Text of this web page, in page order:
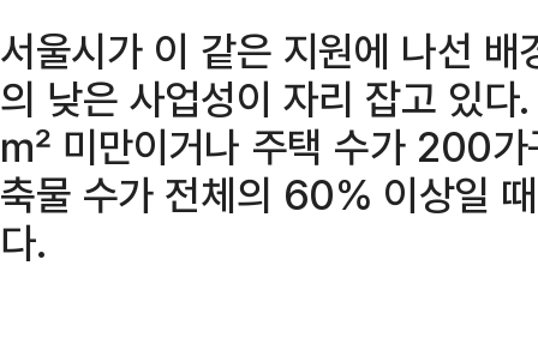
서울시가 이 같은 지원에 나선
의 낮은 사업성이 자리 잡고 있
㎡ 미만이거나 주택 수가 200가
축물 수가 전체의 60% 이상일
다.